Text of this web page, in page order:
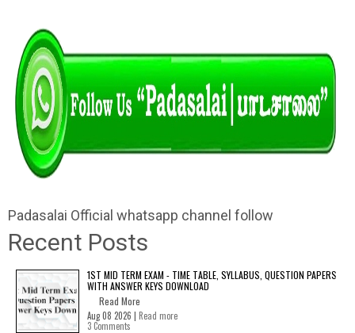
Padasalai Official whatsapp channel follow
Recent Posts
1ST MID TERM EXAM - TIME TABLE, SYLLABUS, QUESTION PAPERS
WITH ANSWER KEYS DOWNLOAD
Read More
Aug 08 2026 | Read more
3 Comments